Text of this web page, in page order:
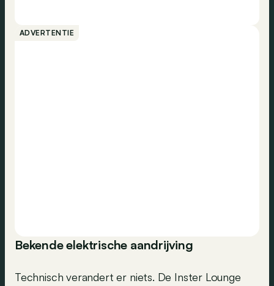
ADVERTENTIE
Bekende elektrische aandrijving
Technisch verandert er niets. De Inster Lounge